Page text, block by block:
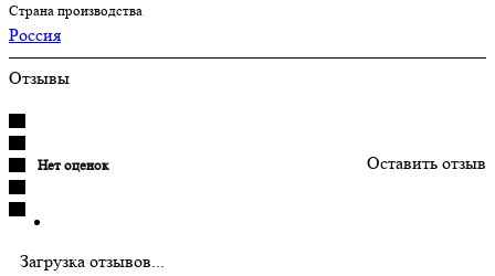
Страна производства
Россия
Отзывы
Нет оценок Оставить отзыв
Загрузка отзывов...